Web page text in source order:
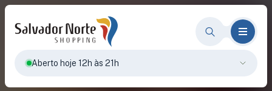
Aberto hoje 12h às 21h